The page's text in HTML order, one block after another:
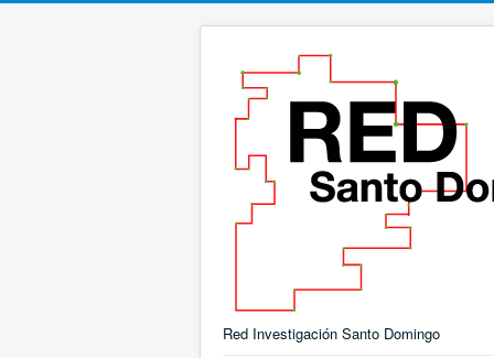
Red Investigación Santo Domingo